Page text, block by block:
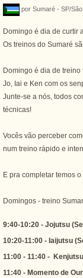
por Sumaré - SP/
Domingo é dia de curtir
Os treinos do Sumaré
Domingo é dia de treino
Jo, Iai e Ken com os
Junte-se a nós, todos
técnicas!
Vocês vão perceber
num treino rápido e
E pra completar temos
Domingos - treino
9:40-10:20 - Jojutsu
10:20-11:00 - Iaijutsu
11:00 - 11:40 -
11:40 - Momento de